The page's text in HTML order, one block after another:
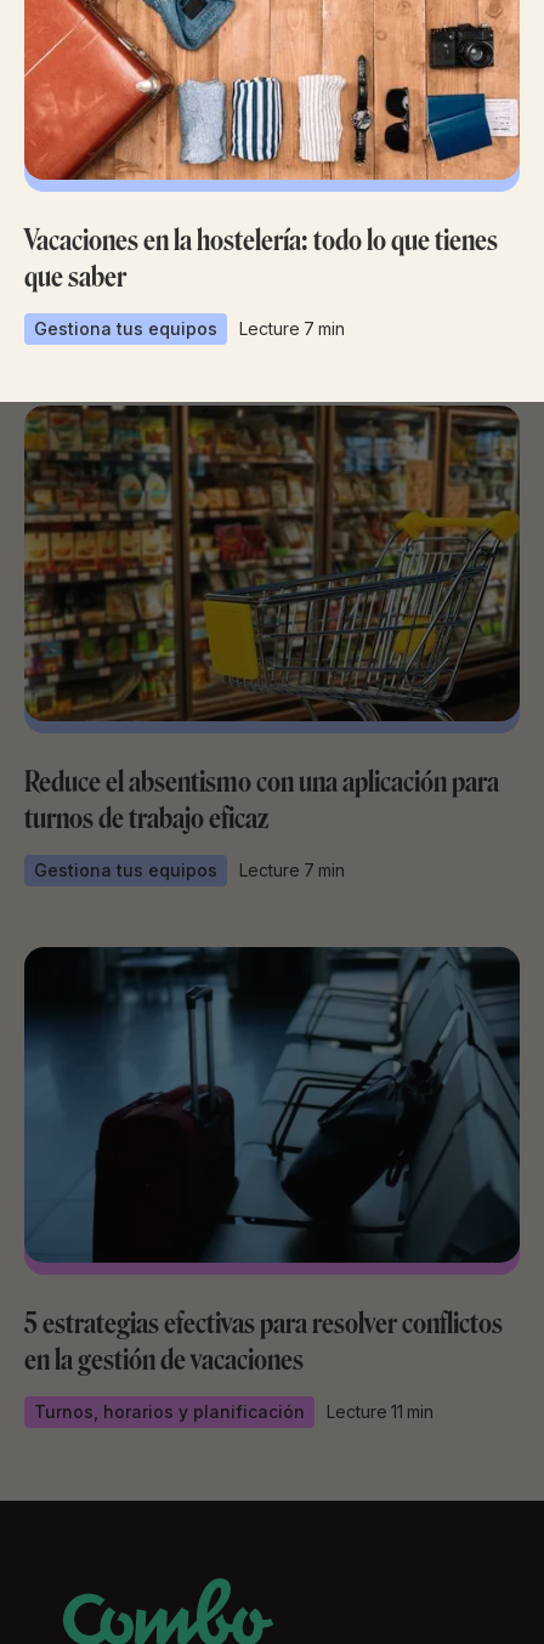
Vacaciones en la hostelería: todo lo que tienes
que saber
Gestiona tus equipos Lecture 7 min
Reduce el absentismo con una aplicación para
turnos de trabajo eficaz
Gestiona tus equipos Lecture 7 min
5 estrategias efectivas para resolver conflictos
en la gestión de vacaciones
Turnos, horarios y planificación Lecture 11 min